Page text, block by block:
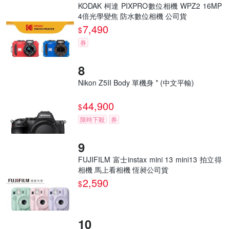
KODAK 柯達 PIXPRO數位相機 WPZ2 16MP
4倍光學變焦 防水數位相機 公司貨
$7,490
券
Nikon Z5II Body 單機身 * (中文平輸)
$44,900
限時下殺 券
FUJIFILM 富士instax mini 13 mini13 拍立得
相機 馬上看相機 恆昶公司貨
$2,590